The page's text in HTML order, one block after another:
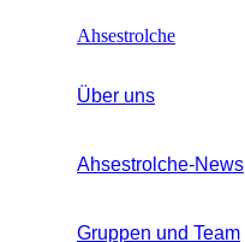
Ahsestrolche
Über uns
Ahsestrolche-News
Gruppen und Team